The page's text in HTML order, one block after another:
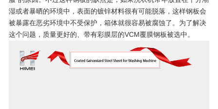
湿或者暴晒的环境中，表面的镀锌材料很有可能脱落，这样钢板会
被暴露在恶劣环境中不受保护，箱体就很容易被腐蚀了。为了解决
这个问题，质量更好的、带有彩膜层的VCM覆膜钢板被选中。